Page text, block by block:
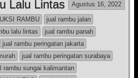
Lalu Lintas
Agustus 16, 2022
RAMBU
jual rambu jalan
lalu lintas
jual rambu panah
jual rambu peringatan jakarta
jual rambu peringatan surabaya
rambu sungai kalimantan